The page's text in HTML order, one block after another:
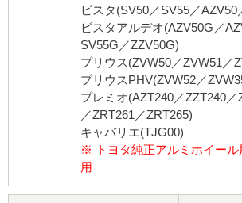
ビスタ(SV50／SV55／AZV50
ビスタアルデオ(AZV50G／
SV55G／ZZV50G)
プリウス(ZVW50／ZVW51／
プリウスPHV(ZVW52／
プレミオ(AZT240／ZZT240
／ZRT261／ZRT265)
キャバリエ(TJG00)
※ トヨタ純正アルミホイール
用